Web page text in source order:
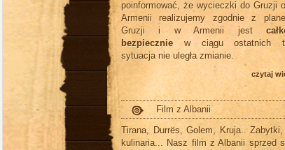
poinformować, że wycieczki do Gruzji
Armenii realizujemy zgodnie z
Gruzji i w Armenii jest
bezpiecznie w ciągu ostatnich
sytuacja nie uległa zmianie.
czytaj
Film z Albanii
Tirana, Durrës, Golem, Kruja..
kulinaria... Nasz film z Albanii sprzed